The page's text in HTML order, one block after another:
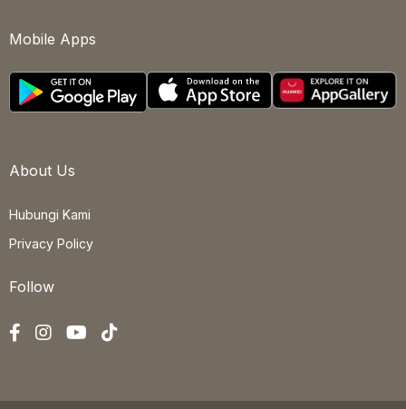
Mobile Apps
About Us
Hubungi Kami
Privacy Policy
Follow